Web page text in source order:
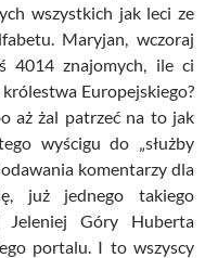
wszystkich jak leci ze
Maryjan, wczoraj
4014 znajomych, ile ci
Europejskiego?
aż żal patrzeć na to jak
wyścigu do „służby
komentarzy dla
już jednego takiego
Jeleniej Góry Huberta
portalu. I to wszyscy